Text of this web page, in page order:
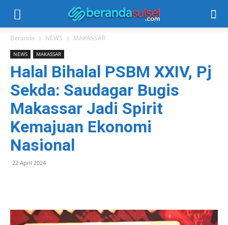
Beranda NEWS MAKASSAR
NEWS MAKASSAR
Halal Bihalal PSBM XXIV, Pj
Sekda: Saudagar Bugis
Makassar Jadi Spirit
Kemajuan Ekonomi
Nasional
22 April 2024